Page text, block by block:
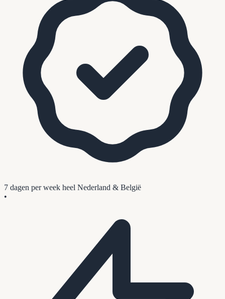
7 dagen per week heel Nederland & België
•